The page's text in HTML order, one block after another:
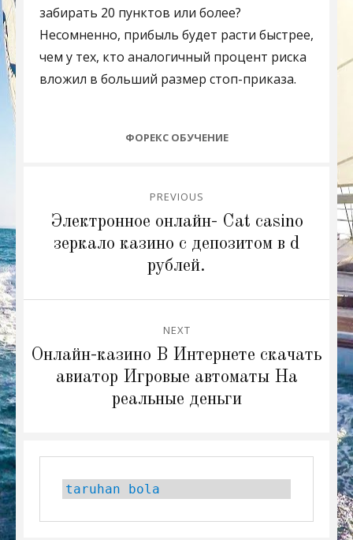
забирать 20 пунктов или более?
Несомненно, прибыль будет расти быстрее,
чем у тех, кто аналогичный процент риска
вложил в больший размер стоп-приказа.
CATEGORIES
ФОРЕКС ОБУЧЕНИЕ
navigation
PREVIOUS
PreviousЭлектронное онлайн- Cat casino
зеркало казино с депозитом в d
рублей.
NEXT
Next
Онлайн-казино В Интернете скачать
авиатор Игровые автоматы На
реальные деньги
taruhan bola